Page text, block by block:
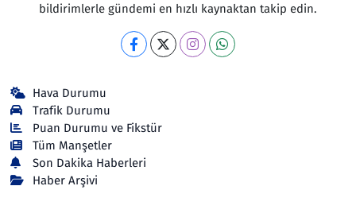
bildirimlerle gündemi en hızlı kaynaktan takip edin.
Hava Durumu
Trafik Durumu
Puan Durumu ve Fikstür
Tüm Manşetler
Son Dakika Haberleri
Haber Arşivi